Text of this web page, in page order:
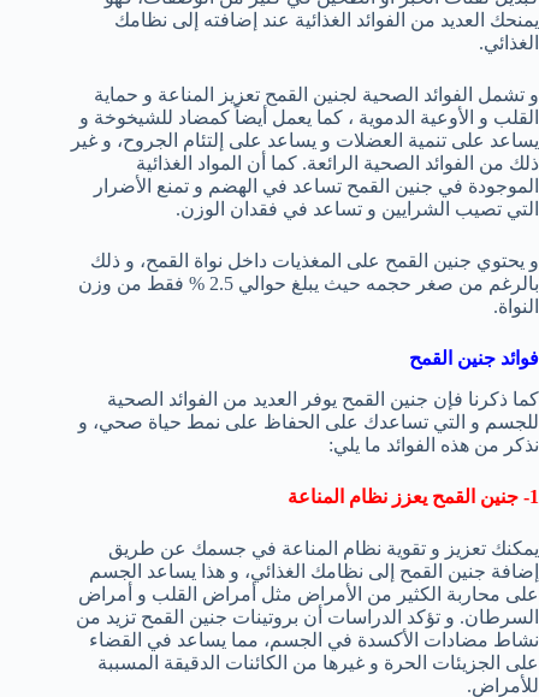
يمنحك العديد من الفوائد الغذائية عند إضافته إلى نظامك
الغذائي.
و تشمل الفوائد الصحية لجنين القمح تعزيز المناعة و حماية
القلب و الأوعية الدموية ، كما يعمل أيضاً كمضاد للشيخوخة و
يساعد على تنمية العضلات و يساعد على إلتئام الجروح، و غير
ذلك من الفوائد الصحية الرائعة. كما أن المواد الغذائية
الموجودة في جنين القمح تساعد في الهضم و تمنع الأضرار
التي تصيب الشرايين و تساعد في فقدان الوزن.
و يحتوي جنين القمح على المغذيات داخل نواة القمح، و ذلك
بالرغم من صغر حجمه حيث يبلغ حوالي 2.5 % فقط من وزن
النواة.
فوائد جنين القمح
كما ذكرنا فإن جنين القمح يوفر العديد من الفوائد الصحية
للجسم و التي تساعدك على الحفاظ على نمط حياة صحي، و
نذكر من هذه الفوائد ما يلي:
1- جنين القمح يعزز نظام المناعة
يمكنك تعزيز و تقوية نظام المناعة في جسمك عن طريق
إضافة جنين القمح إلى نظامك الغذائي، و هذا يساعد الجسم
على محاربة الكثير من الأمراض مثل أمراض القلب و أمراض
السرطان. و تؤكد الدراسات أن بروتينات جنين القمح تزيد من
نشاط مضادات الأكسدة في الجسم، مما يساعد في القضاء
على الجزيئات الحرة و غيرها من الكائنات الدقيقة المسببة
للأمراض.